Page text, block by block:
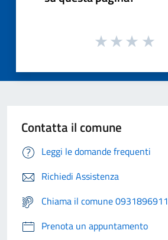
Contatta il comune
Leggi le domande frequenti
Richiedi Assistenza
Chiama il comune 0931896911
Prenota un appuntamento